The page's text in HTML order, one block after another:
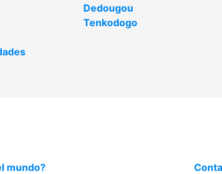
Dedougou
Tenkodogo
mundo?